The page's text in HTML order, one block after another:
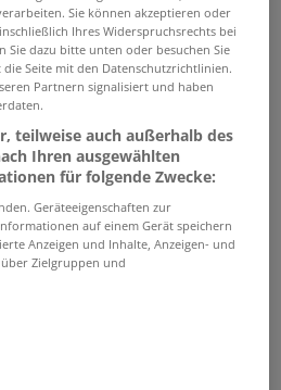
JOBS PER E-MAIL
IHRE SUCHE EIN
(m/w/d)
in
(m/w/d) Teilzeit
Sie können akzeptieren oder
Ihres Widerspruchsrechts bei
Sie dazu bitte unten oder besuchen Sie
Seite mit den Datenschutzrichtlinien.
Partnern signalisiert und haben
teilweise auch außerhalb des
Ihren ausgewählten
für folgende Zwecke:
Geräteeigenschaften zur
auf einem Gerät speichern
Anzeigen und Inhalte, Anzeigen- und
Zielgruppen und